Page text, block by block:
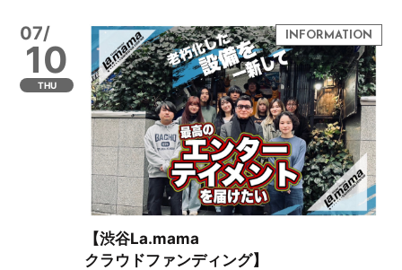
07/
10
THU
【渋谷La.mama
クラウドファンディング】